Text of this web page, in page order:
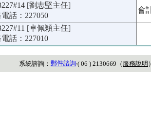
[劉志堅主任]
話：227050
會
[卓佩穎主任]
話：227010
系統諮詢： 郵件諮詢‧( 06 ) 2130669（ 服務說明